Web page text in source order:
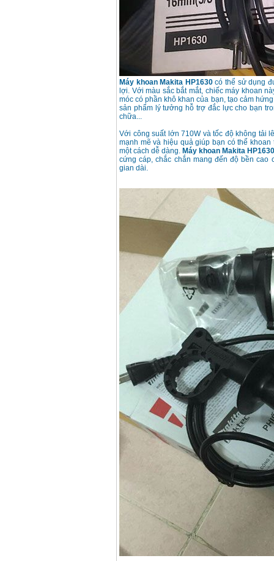
Máy khoan Makita HP1630có thể sử dụng
lợi. Với màu sắc bắt mắt, chiếc máy khoan
móc có phần khô khan của bạn, tạo cảm
sản phẩm lý tưởng hỗ trợ đắc lực cho bạn
chữa...
Với công suất lớn 710W và tốc độ không tải
mạnh mẽ và hiệu quả giúp bạn có thể
một cách dễ dàng. Máy khoan Makita
cứng cáp, chắc chắn mang đến độ bền cao
gian dài.